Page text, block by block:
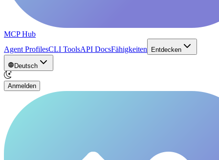
MCP Hub
Agent ProfilesCLI ToolsAPI DocsFähigkeiten Entdecken
Deutsch
Anmelden